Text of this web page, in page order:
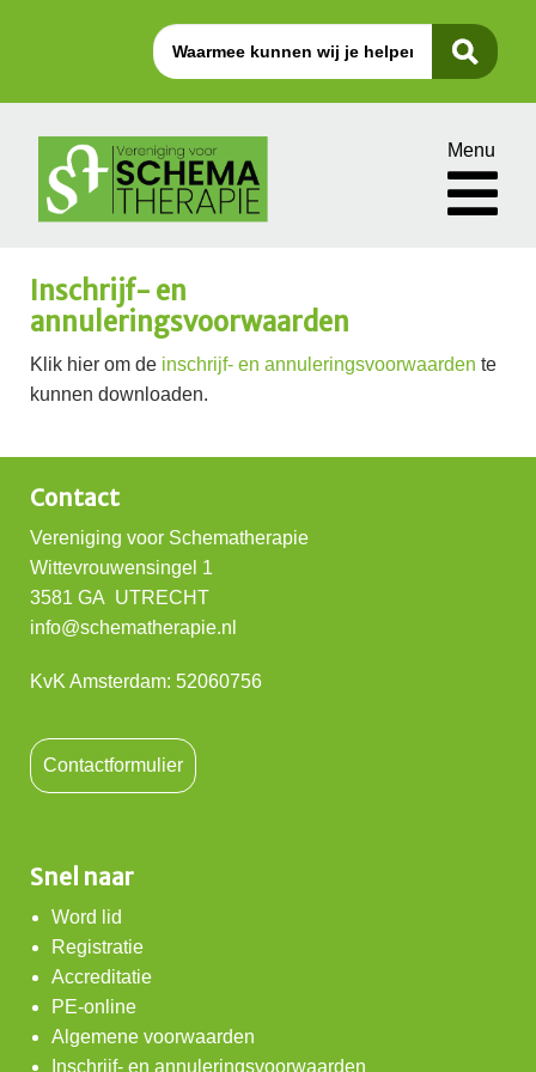
Menu
Inschrijf- en
annuleringsvoorwaarden
Klik hier om de inschrijf- en annuleringsvoorwaarden te
kunnen downloaden.
Contact
Vereniging voor Schematherapie
Wittevrouwensingel 1
3581 GA UTRECHT
info@schematherapie.nl
KvK Amsterdam: 52060756
Contactformulier
Snel naar
Word lid
Registratie
Accreditatie
PE-online
Algemene voorwaarden
Inschrijf- en annuleringsvoorwaarden